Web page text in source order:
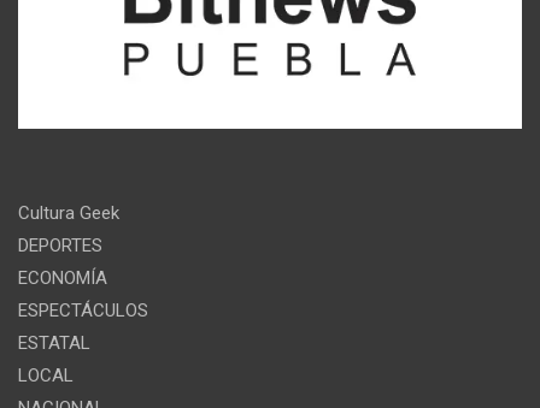
Cultura Geek
DEPORTES
ECONOMÍA
ESPECTÁCULOS
ESTATAL
LOCAL